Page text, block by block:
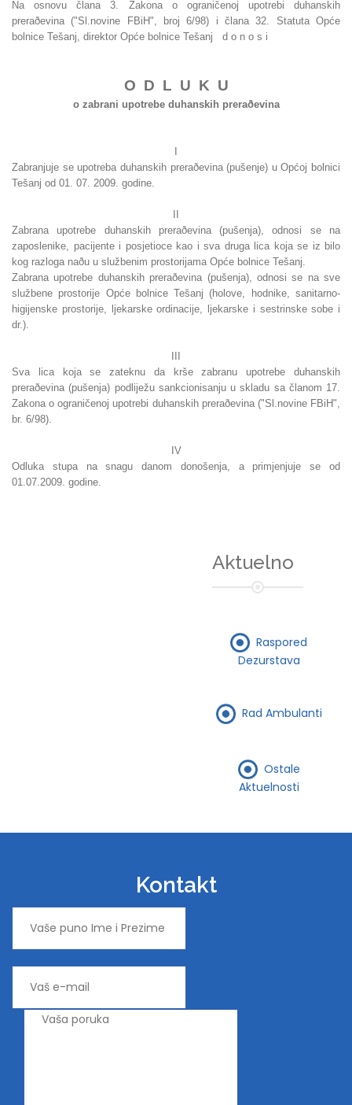
Na osnovu člana 3. Zakona o ograničenoj upotrebi duhanskih
preraðevina ("Sl.novine FBiH", broj 6/98) i člana 32. Statuta Opće
bolnice Tešanj, direktor Opće bolnice Tešanj d o n o s i
O D L U K U
o zabrani upotrebe duhanskih preraðevina
Zabranjuje se upotreba duhanskih preraðevina (pušenje) u Općoj bolnici
Tešanj od 01. 07. 2009. godine.
Zabrana upotrebe duhanskih preraðevina (pušenja), odnosi se na
zaposlenike, pacijente i posjetioce kao i sva druga lica koja se iz bilo
kog razloga naðu u službenim prostorijama Opće bolnice Tešanj.
Zabrana upotrebe duhanskih preraðevina (pušenja), odnosi se na sve
službene prostorije Opće bolnice Tešanj (holove, hodnike, sanitarno-
higijenske prostorije, ljekarske ordinacije, ljekarske i sestrinske sobe i
dr.).
Sva lica koja se zateknu da krše zabranu upotrebe duhanskih
preraðevina (pušenja) podliježu sankcionisanju u skladu sa članom 17.
Zakona o ograničenoj upotrebi duhanskih preraðevina ("Sl.novine FBiH",
br. 6/98).
IV
Odluka stupa na snagu danom donošenja, a primjenjuje se od
01.07.2009. godine.
Aktuelno
Raspored
Dezurstava
Rad Ambulanti
Ostale
Aktuelnosti
Kontakt